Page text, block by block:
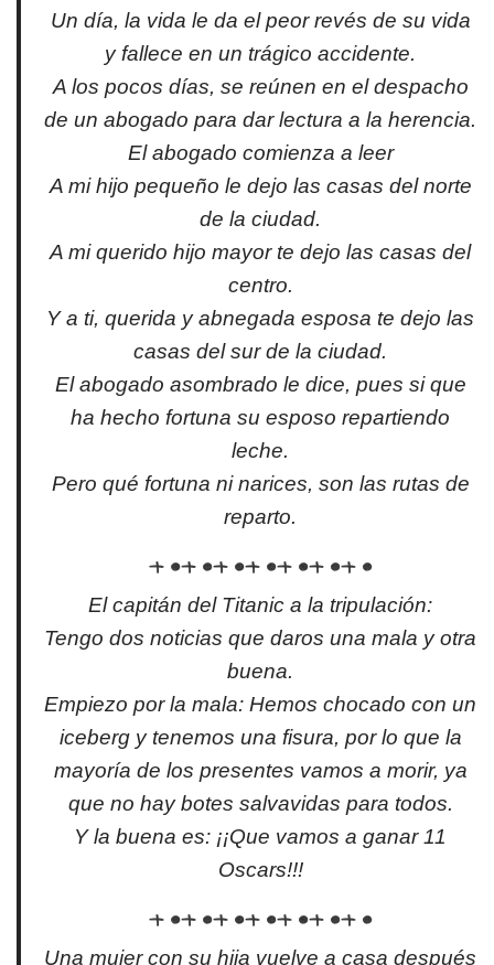
Un día, la vida le da el peor revés de su vida
y fallece en un trágico accidente.
A los pocos días, se reúnen en el despacho
de un abogado para dar lectura a la herencia.
El abogado comienza a leer
A mi hijo pequeño le dejo las casas del norte
de la ciudad.
A mi querido hijo mayor te dejo las casas del
centro.
Y a ti, querida y abnegada esposa te dejo las
casas del sur de la ciudad.
El abogado asombrado le dice, pues si que
ha hecho fortuna su esposo repartiendo
leche.
Pero qué fortuna ni narices, son las rutas de
reparto.
El capitán del Titanic a la tripulación:
Tengo dos noticias que daros una mala y otra
buena.
Empiezo por la mala: Hemos chocado con un
iceberg y tenemos una fisura, por lo que la
mayoría de los presentes vamos a morir, ya
que no hay botes salvavidas para todos.
Y la buena es: ¡¡Que vamos a ganar 11
Oscars!!!
Una mujer con su hija vuelve a casa después